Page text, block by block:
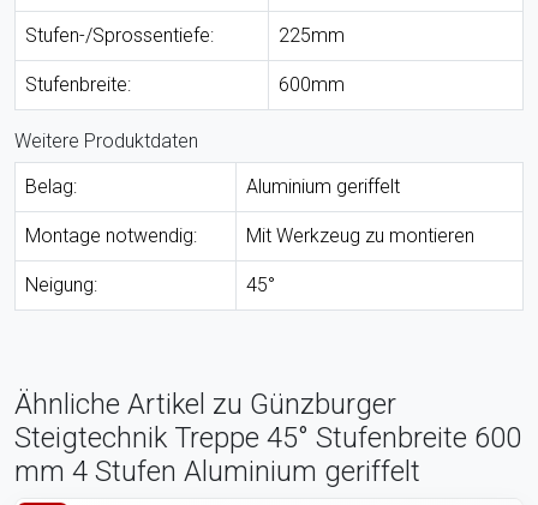
Stufen-/Sprossentiefe: 225mm
Stufenbreite: 600mm
Weitere Produktdaten
Belag:
Aluminium geriffelt
Montage notwendig: Mit Werkzeug zu montieren
Neigung: 45°
Ähnliche Artikel zu Günzburger
Steigtechnik Treppe 45° Stufenbreite 600
mm 4 Stufen Aluminium geriffelt